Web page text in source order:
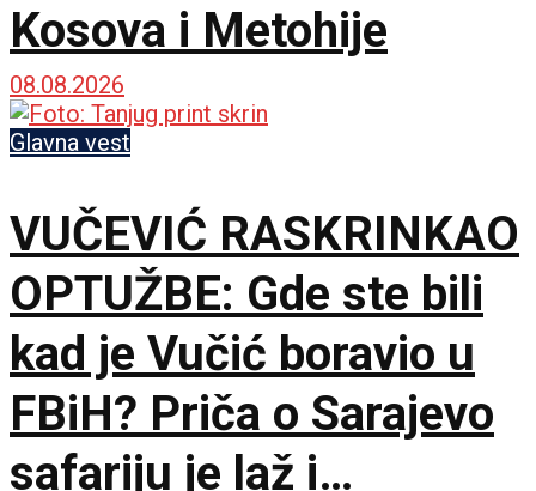
Kosova i Metohije
08.08.2026
Glavna vest
VUČEVIĆ RASKRINKAO
OPTUŽBE: Gde ste bili
kad je Vučić boravio u
FBiH? Priča o Sarajevo
safariju je laž i